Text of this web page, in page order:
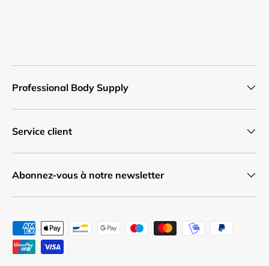
Professional Body Supply
Service client
Abonnez-vous à notre newsletter
Moyens de paiement acceptés